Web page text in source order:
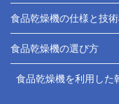
食品乾燥機の仕様と技
食品乾燥機の選び方
食品乾燥機を利用した